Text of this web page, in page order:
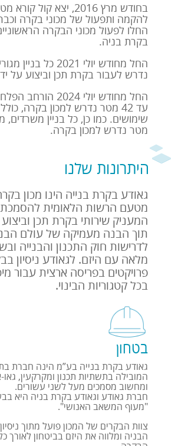
בחודש מרץ 2016, יצא
החלו לפעול מכוני הבקרה
בקרת בניה.
נדרש לעבור בקרת תכן וביצוע על
החל מחודש יולי 2024
עד 42 מטר נדרש למכון בקרה,
מטר נדרש למכון בקרה.
היתרונות שלנו
גאודע בקרת בנייה הינו מכון
מטעם הרשות הלאומית
המעניק שירותי בקרת תכן וביצוע
תוך הבנה מעמיקה של עולם
לדרישות חוק התכנון והבנייה
מלאה עם היזם. לגאודע ניסיון
פרויקטים בפריסה ארצית עבור
בכל קטגוריות הבינוי.
בטחון
גאודע בקרת בנייה בע”מ הינה חברת
המובילה בתשתיות תכנון ומקרקעין,
ומחשוב מסמכים מעל לשני עשורים.
חברת גאודע וגאודע בקרת בניה היא
"מעוף המשאב האנושי".
צוות הבקרים של המכון פועל מתוך
הבניה ומלווה את היזם בביטחון לאורך